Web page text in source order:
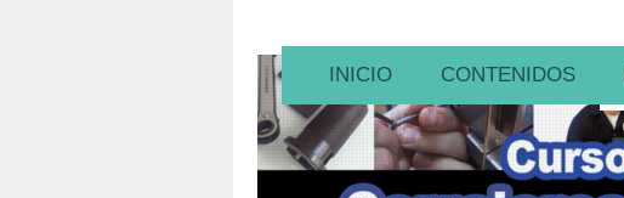
INICIO CONTENIDOS